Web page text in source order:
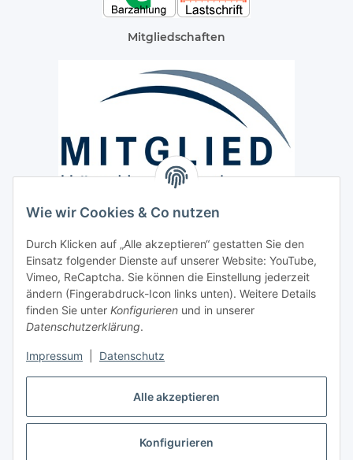
Alle akzeptieren
Konfigurieren
Wie wir Cookies & Co nutzen
Durch Klicken auf „Alle akzeptieren“ gestatten Sie den
Einsatz folgender Dienste auf unserer Website: YouTube,
Vimeo, ReCaptcha. Sie können die Einstellung jederzeit
ändern (Fingerabdruck-Icon links unten). Weitere Details
finden Sie unter Konfigurieren und in unserer
Datenschutzerklärung.
Impressum Datenschutz
Mitgliedschaften
Paketdienst und Spedition
Regionaler Lieferservice im Umkreis von ca. 60 Km
Sicherheit